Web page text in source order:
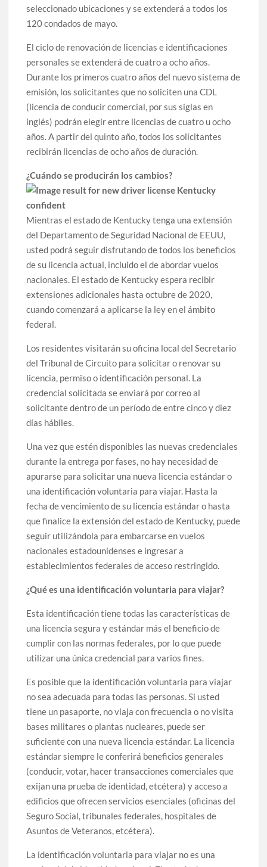
seleccionado ubicaciones y se extenderá a todos los
120 condados de mayo.
El ciclo de renovación de licencias e identificaciones
personales se extenderá de cuatro a ocho años.
Durante los primeros cuatro años del nuevo sistema de
emisión, los solicitantes que no soliciten una CDL
(licencia de conducir comercial, por sus siglas en
inglés) podrán elegir entre licencias de cuatro u ocho
años. A partir del quinto año, todos los solicitantes
recibirán licencias de ocho años de duración.
¿Cuándo se producirán los cambios?
Mientras el estado de Kentucky tenga una extensión
del Departamento de Seguridad Nacional de EEUU,
usted podrá seguir disfrutando de todos los beneficios
de su licencia actual, incluido el de abordar vuelos
nacionales. El estado de Kentucky espera recibir
extensiones adicionales hasta octubre de 2020,
cuando comenzará a aplicarse la ley en el ámbito
federal.
Los residentes visitarán su oficina local del Secretario
del Tribunal de Circuito para solicitar o renovar su
licencia, permiso o identificación personal. La
credencial solicitada se enviará por correo al
solicitante dentro de un período de entre cinco y diez
días hábiles.
Una vez que estén disponibles las nuevas credenciales
durante la entrega por fases, no hay necesidad de
apurarse para solicitar una nueva licencia estándar o
una identificación voluntaria para viajar. Hasta la
fecha de vencimiento de su licencia estándar o hasta
que finalice la extensión del estado de Kentucky, puede
seguir utilizándola para embarcarse en vuelos
nacionales estadounidenses e ingresar a
establecimientos federales de acceso restringido.
¿Qué es una identificación voluntaria para viajar?
Esta identificación tiene todas las características de
una licencia segura y estándar más el beneficio de
cumplir con las normas federales, por lo que puede
utilizar una única credencial para varios fines.
Es posible que la identificación voluntaria para viajar
no sea adecuada para todas las personas. Si usted
tiene un pasaporte, no viaja con frecuencia o no visita
bases militares o plantas nucleares, puede ser
suficiente con una nueva licencia estándar. La licencia
estándar siempre le conferirá beneficios generales
(conducir, votar, hacer transacciones comerciales que
exijan una prueba de identidad, etcétera) y acceso a
edificios que ofrecen servicios esenciales (oficinas del
Seguro Social, tribunales federales, hospitales de
Asuntos de Veteranos, etcétera).
La identificación voluntaria para viajar no es una